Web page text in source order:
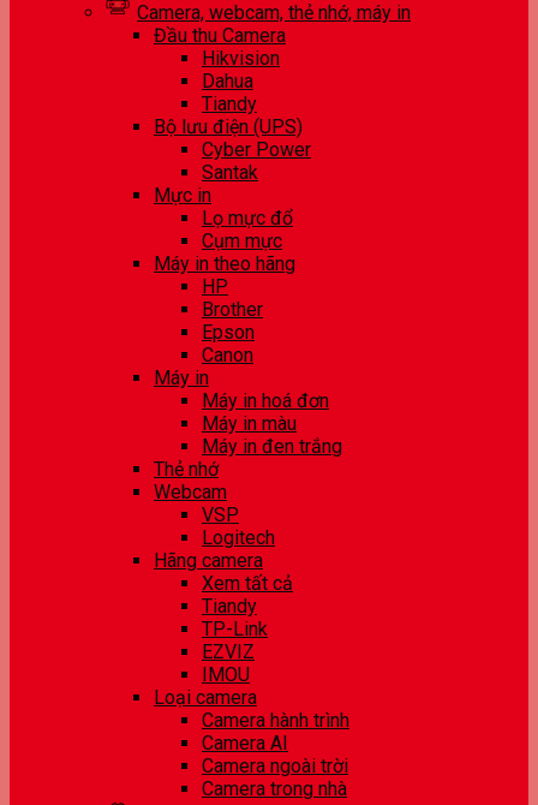
Camera, webcam, thẻ nhớ, máy in
Đầu thu Camera
Hikvision
Dahua
Tiandy
Bộ lưu điện (UPS)
Cyber Power
Santak
Mực in
Lọ mực đổ
Cụm mực
Máy in theo hãng
HP
Brother
Epson
Canon
Máy in
Máy in hoá đơn
Máy in màu
Máy in đen trắng
Thẻ nhớ
Webcam
VSP
Logitech
Hãng camera
Xem tất cả
Tiandy
TP-Link
EZVIZ
IMOU
Loại camera
Camera hành trình
Camera AI
Camera ngoài trời
Camera trong nhà